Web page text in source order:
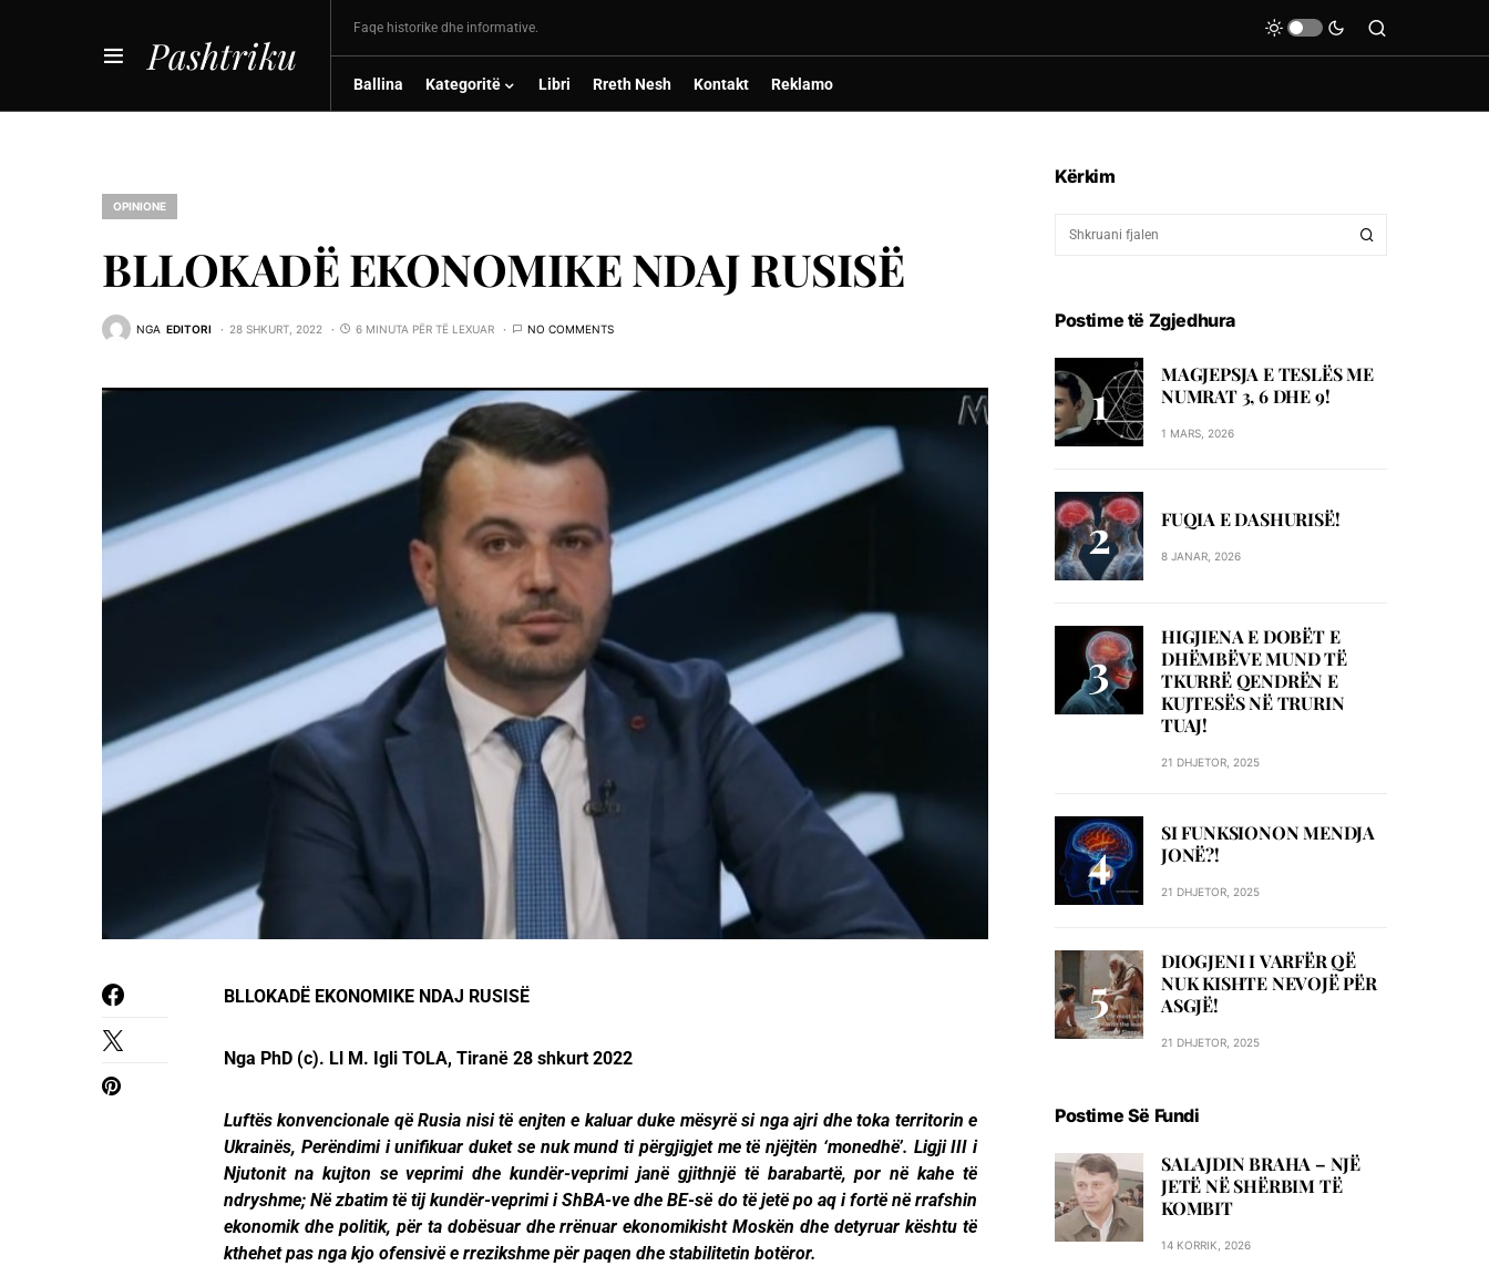
Pashtriku
Faqe historike dhe informative.
Ballina Kategoritë Libri Rreth Nesh Kontakt Reklamo
OPINIONE
BLLOKADË EKONOMIKE NDAJ RUSISË
NGA EDITORI 28 SHKURT, 2022 6 MINUTA PËR TË LEXUAR NO COMMENTS
BLLOKADË EKONOMIKE NDAJ RUSISË
Nga PhD (c). Ll M. Igli TOLA, Tiranë 28 shkurt 2022
Luftës konvencionale që Rusia nisi të enjten e kaluar duke mësyrë si nga ajri dhe toka territorin e
Ukrainës, Perëndimi i unifikuar duket se nuk mund ti përgjigjet me të njëjtën ‘monedhë’. Ligji III i
Njutonit na kujton se veprimi dhe kundër-veprimi janë gjithnjë të barabartë, por në kahe të
ndryshme; Në zbatim të tij kundër-veprimi i ShBA-ve dhe BE-së do të jetë po aq i fortë në rrafshin
ekonomik dhe politik, për ta dobësuar dhe rrënuar ekonomikisht Moskën dhe detyruar kështu të
kthehet pas nga kjo ofensivë e rrezikshme për paqen dhe stabilitetin botëror.
Kërkim
Postime të Zgjedhura
MAGJEPSJA E TESLËS ME
NUMRAT 3, 6 DHE 9!
1 MARS, 2026
FUQIA E DASHURISË!
8 JANAR, 2026
HIGJIENA E DOBËT E
DHËMBËVE MUND TË
TKURRË QENDRËN E
KUJTESËS NË TRURIN
TUAJ!
21 DHJETOR, 2025
SI FUNKSIONON MENDJA
JONË?!
21 DHJETOR, 2025
DIOGJENI I VARFËR QË
NUK KISHTE NEVOJË PËR
ASGJË!
21 DHJETOR, 2025
Postime Së Fundi
SALAJDIN BRAHA – NJЁ
JETЁ NЁ SHЁRBIM TЁ
KOMBIT
14 KORRIK, 2026